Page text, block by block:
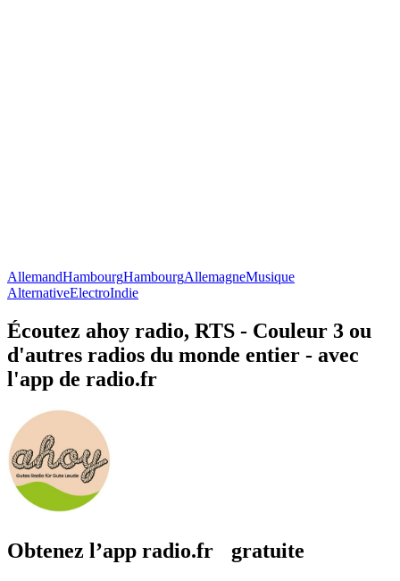
AllemandHambourgHambourgAllemagneMusique
AlternativeElectroIndie
Écoutez ahoy radio, RTS - Couleur 3 ou
d'autres radios du monde entier - avec
l'app de radio.fr
Obtenez l’app radio.fr gratuite